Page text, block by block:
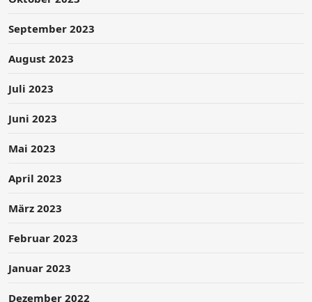
September 2023
August 2023
Juli 2023
Juni 2023
Mai 2023
April 2023
März 2023
Februar 2023
Januar 2023
Dezember 2022